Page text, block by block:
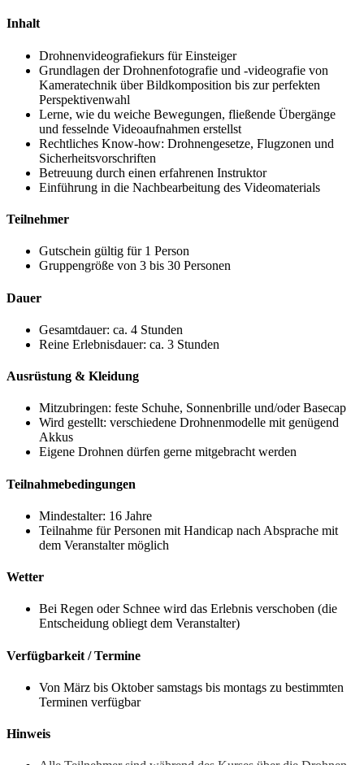
Inhalt
Drohnenvideografiekurs für Einsteiger
Grundlagen der Drohnenfotografie und -videografie von
Kameratechnik über Bildkomposition bis zur perfekten
Perspektivenwahl
Lerne, wie du weiche Bewegungen, fließende Übergänge
und fesselnde Videoaufnahmen erstellst
Rechtliches Know-how: Drohnengesetze, Flugzonen und
Sicherheitsvorschriften
Betreuung durch einen erfahrenen Instruktor
Einführung in die Nachbearbeitung des Videomaterials
Teilnehmer
Gutschein gültig für 1 Person
Gruppengröße von 3 bis 30 Personen
Dauer
Gesamtdauer: ca. 4 Stunden
Reine Erlebnisdauer: ca. 3 Stunden
Ausrüstung & Kleidung
Mitzubringen: feste Schuhe, Sonnenbrille und/oder Basecap
Wird gestellt: verschiedene Drohnenmodelle mit genügend
Akkus
Eigene Drohnen dürfen gerne mitgebracht werden
Teilnahmebedingungen
Mindestalter: 16 Jahre
Teilnahme für Personen mit Handicap nach Absprache mit
dem Veranstalter möglich
Wetter
Bei Regen oder Schnee wird das Erlebnis verschoben (die
Entscheidung obliegt dem Veranstalter)
Verfügbarkeit / Termine
Von März bis Oktober samstags bis montags zu bestimmten
Terminen verfügbar
Hinweis